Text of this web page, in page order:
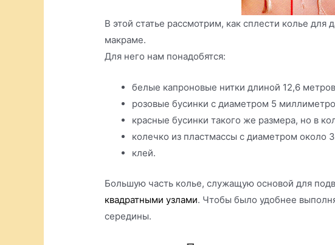
В этой статье рассмотрим, как сплести колье
макраме.
Для него нам понадобятся:
белые капроновые нитки длиной 12,6
розовые бусинки с диаметром 5
красные бусинки такого же размера, но в
колечко из пластмассы с диаметром около
клей.
Большую часть колье, служащую основой для
квадратными узлами. Чтобы было удобнее
середины.